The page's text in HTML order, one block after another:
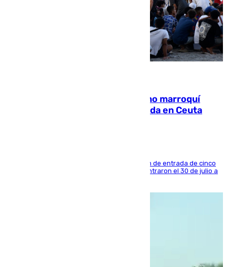
Expulsado de España un ciudadano marroquí
condenado por allanar una vivienda en Ceuta
La sentencia también contiene una prohibición de entrada de cinco
años al país y es uno de los inmigrantes que entraron el 30 de julio a